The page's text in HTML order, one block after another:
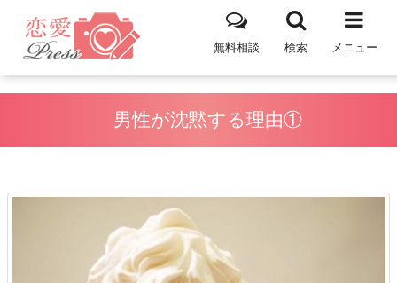
メニュー
検索
無料相談
男性が沈黙する理由①